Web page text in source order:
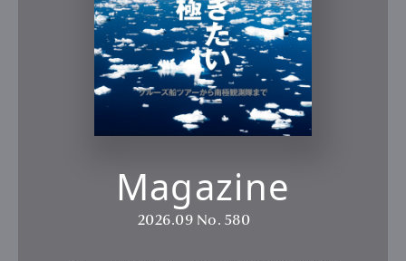
Magazine
2026.09 No. 580